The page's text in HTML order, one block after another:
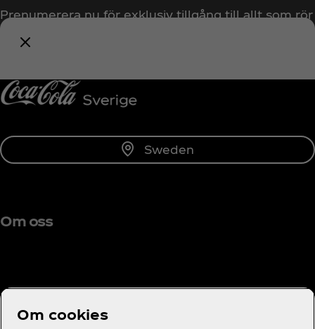
Prenumerera nu för exklusiv tillgång till allt som rör
Sweden
Om oss
Behöver du hjälp?
Om cookies